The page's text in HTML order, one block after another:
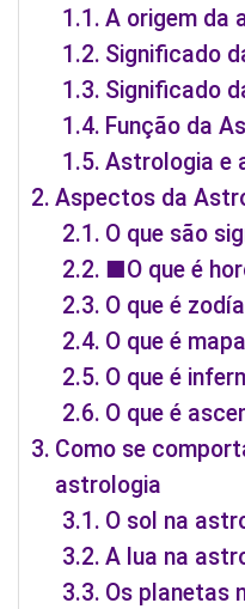
A origem da
Significado
Significado
Função da
Astrologia e
Aspectos da
O que são
■O que é
O que é
O que é
O que é
O que é
Como se
astrologia
O sol na
A lua na
Os planetas